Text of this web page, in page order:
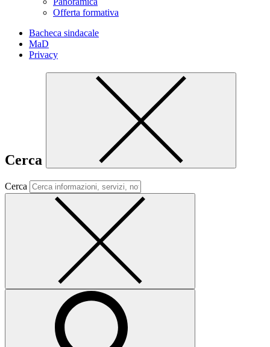
Offerta formativa
Bacheca sindacale
MaD
Privacy
Cerca
Cerca